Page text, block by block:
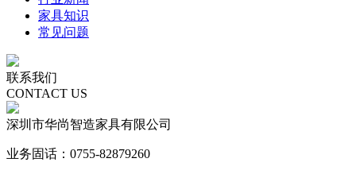
家具知识
常见问题
联系我们
CONTACT US
深圳市华尚智造家具有限公司
业务固话：0755-82879260